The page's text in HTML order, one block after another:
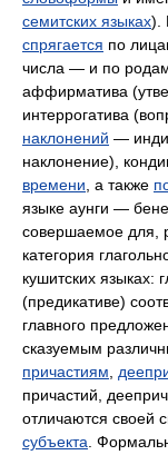
семитских языках).
спрягается по
числа — и по
аффирматива
интеррогатива
наклонений —
наклонение),
времени , а также
языке аунги —
совершаемое для,
категория
кушитских языках:
(предикативе)
главного
сказуемым
причастиям
причастий,
отличаются своей
субъекта .